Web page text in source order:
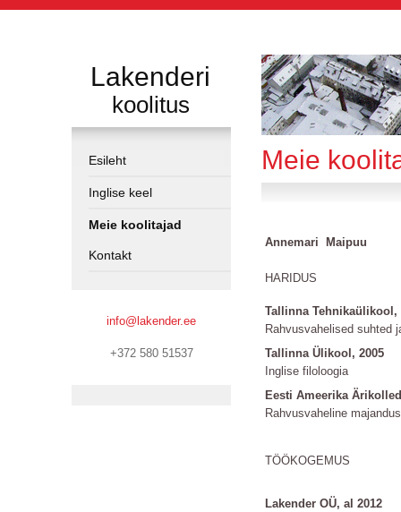
Lakenderi
koolitus
Esileht
Inglise keel
Meie koolitajad
Kontakt
info@lakender.ee
+372 580 51537
Meie
Annemari Maipuu
HARIDUS
Tallinna Tehnikaülikool,
Tallinna Ülikool, 2005
Inglise filoloogia
Eesti Ameerika
TÖÖKOGEMUS
Lakender OÜ, al 2012